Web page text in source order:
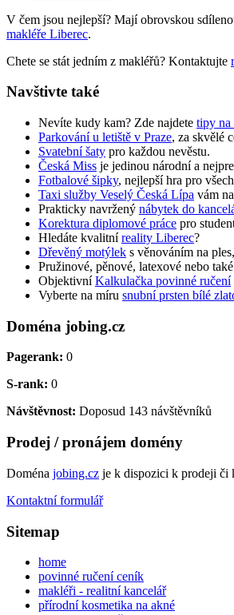
V čem jsou nejlepší? Mají obrovskou
makléře Liberec.
Chete se stát jedním z makléřů? Kontaktujte
Navštivte také
Nevíte kudy kam? Zde najdete tipy na
Parkování u letiště v Praze, za skvělé
Svatební šaty pro každou nevěstu.
Česká Miss je jedinou národní a
Fotbalové šipky, nejlepší hra pro
Taxi služby Veselý Česká Lípa vám
Prakticky navržený nábytek do
Korektura diplomové práce pro
Hledáte kvalitníreality Liberec?
Dřevěný motýlek s věnováním na
Pružinové, pěnové, latexové nebo
ObjektivníKalkulačka povinné ručení
Vyberte na míru snubní prsten bílé
Doména jobing.cz
Pagerank: 0
S-rank: 0
Návštěvnost: Doposud 143 návštěvníků
Prodej / pronájem domény
Doména jobing.cz je k dispozici k prodeji či
Kontaktní formulář
Sitemap
home
povinné ručení ceník
makléři - realitní kancelář
přírodní kosmetika na akné